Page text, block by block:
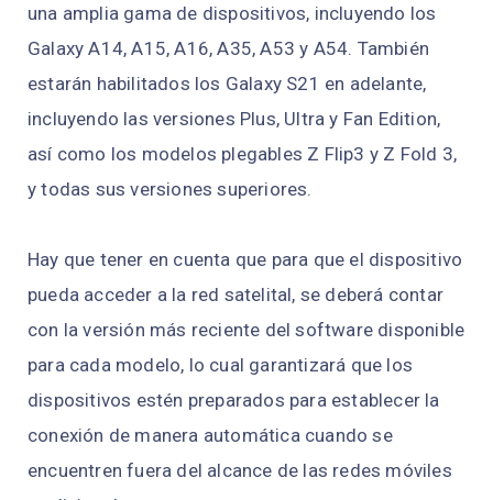
una amplia gama de dispositivos, incluyendo los
Galaxy A14, A15, A16, A35, A53 y A54. También
estarán habilitados los Galaxy S21 en adelante,
incluyendo las versiones Plus, Ultra y Fan Edition,
así como los modelos plegables Z Flip3 y Z Fold 3,
y todas sus versiones superiores.
Hay que tener en cuenta que para que el dispositivo
pueda acceder a la red satelital, se deberá contar
con la versión más reciente del software disponible
para cada modelo, lo cual garantizará que los
dispositivos estén preparados para establecer la
conexión de manera automática cuando se
encuentren fuera del alcance de las redes móviles